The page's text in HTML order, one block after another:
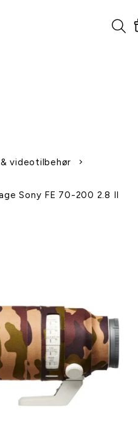
videotilbehør
Sony FE 70-200 2.8 II